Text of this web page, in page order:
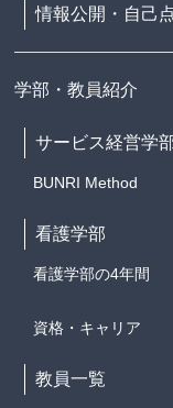
情報公開・自己
学部・教員紹介
サービス経営学
BUNRI Method
看護学部
看護学部の4年間
資格・キャリア
教員一覧